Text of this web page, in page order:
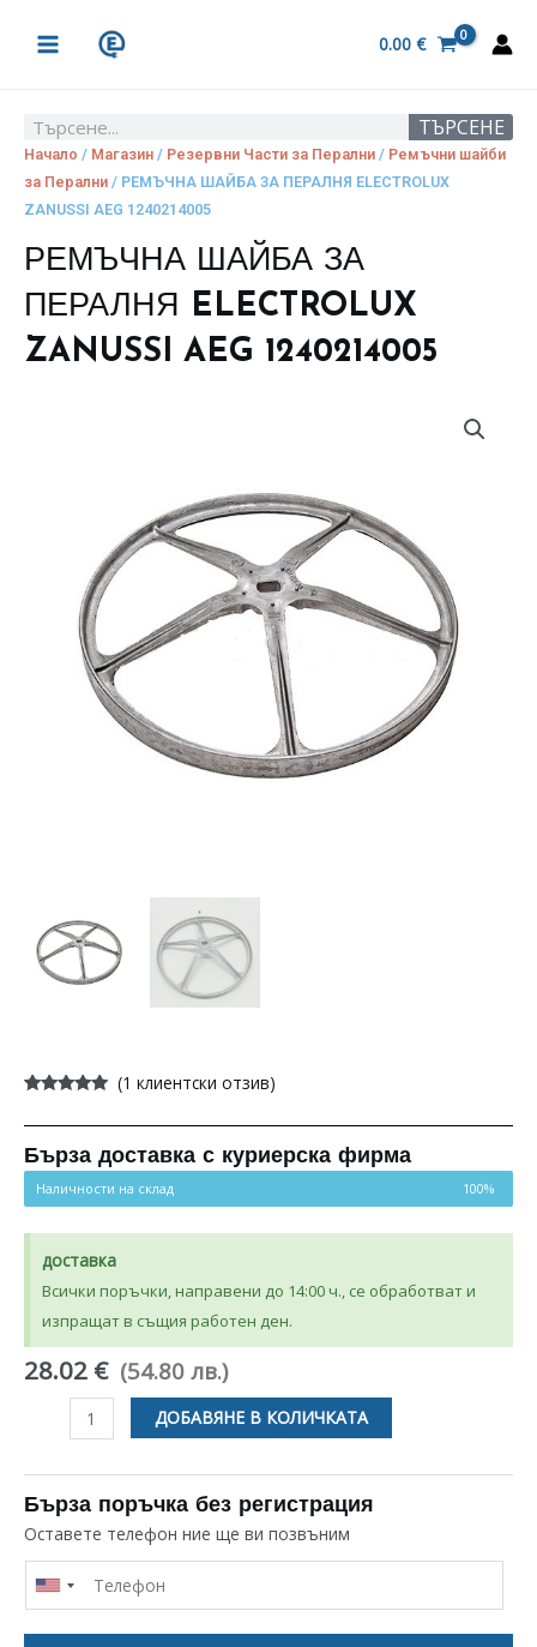
MENU
0.00 €
Search ТЪРСЕНЕ
Начало / Магазин / Резервни Части за Перални / Ремъчни шайби
за Перални / РЕМЪЧНА ШАЙБА ЗА ПЕРАЛНЯ ELECTROLUX
ZANUSSI AEG 1240214005
РЕМЪЧНА ШАЙБА ЗА
ПЕРАЛНЯ ELECTROLUX
ZANUSSI AEG 1240214005
5.00от 5,
потребителски
оценки
(1 клиентски отзив)
Бърза доставка с куриерска фирма
Наличности на склад 100%
доставка
Всички поръчки, направени до 14:00 ч., се обработват и
изпращат в същия работен ден.
28.02 € (54.80 лв.)
количество
РЕМЪЧНА
ШАЙБА
ЗА
ПЕРАЛНЯ
ELECTROLUX
ДОБАВЯНЕ В КОЛИЧКАТА
Бърза поръчка без регистрация
Оставете телефон ние ще ви позвъним